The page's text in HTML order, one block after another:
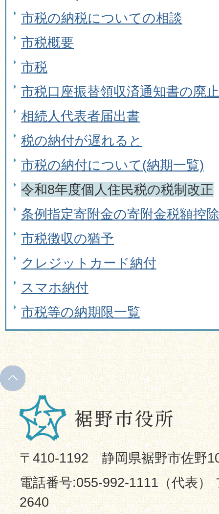
市税の納税についての相談
市税概要
市税
市税口座振替領収済通知書の廃止
相続人代表者届出書
税の納付が遅れると
市税の納付について(納期一覧)
令和8年度個人住民税の税制改正
条例指定寄附金の寄附金税額控除
市税徴収の猶予
クレジットカード納付
スマホ納付
市税等の納期限一覧
〒410-1192 静岡県裾野市佐野
電話番号:055-992-1111（代表）
2640